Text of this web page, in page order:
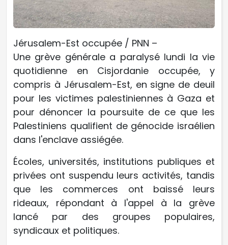
Jérusalem-Est occupée / PNN –
Une grève générale a paralysé lundi la vie
quotidienne en Cisjordanie occupée, y
compris à Jérusalem-Est, en signe de deuil
pour les victimes palestiniennes à Gaza et
pour dénoncer la poursuite de ce que les
Palestiniens qualifient de génocide israélien
dans l'enclave assiégée.
Écoles, universités, institutions publiques et
privées ont suspendu leurs activités, tandis
que les commerces ont baissé leurs
rideaux, répondant à l'appel à la grève
lancé par des groupes populaires,
syndicaux et politiques.